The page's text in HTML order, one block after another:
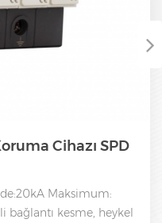
Cihazı SPD
Maksimum:
bağlantı kesme, heykel